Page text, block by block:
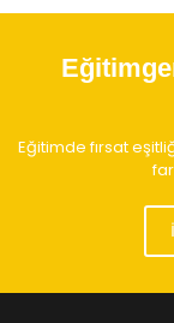
Eğitimde fırsat